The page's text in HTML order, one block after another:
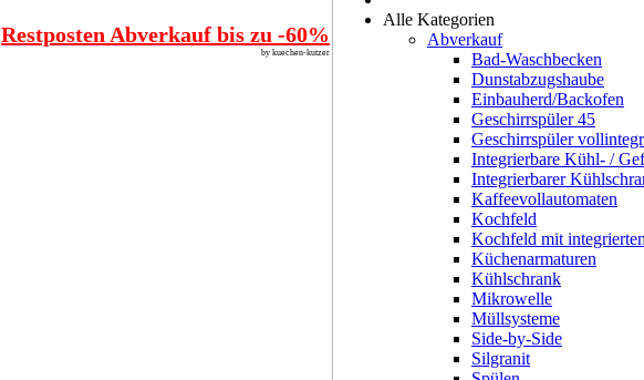
Restposten Abverkauf bis zu -60%
by kuechen-kutzer
Alle Kategorien
Abverkauf
Bad-Waschbecken
Dunstabzugshaube
Einbauherd/Backofen
Geschirrspüler 45
Geschirrspüler
Integrierbare Kühl- /
Integrierbarer
Kaffeevollautomaten
Kochfeld
Kochfeld mit
Küchenarmaturen
Kühlschrank
Mikrowelle
Müllsysteme
Side-by-Side
Silgranit